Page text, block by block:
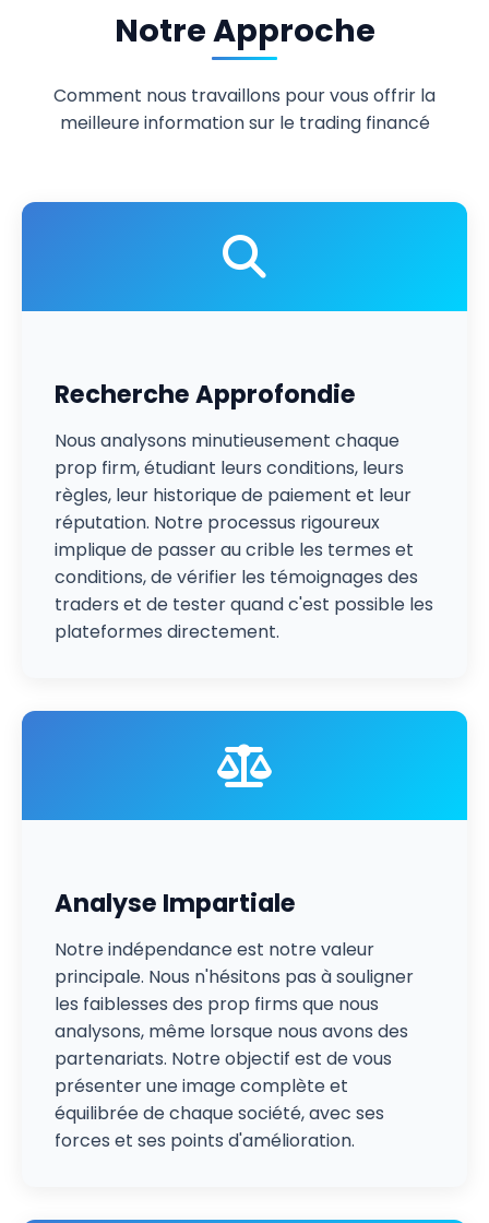
Notre Approche
Comment nous travaillons pour vous offrir la
meilleure information sur le trading financé
Recherche Approfondie
Nous analysons minutieusement chaque
prop firm, étudiant leurs conditions, leurs
règles, leur historique de paiement et leur
réputation. Notre processus rigoureux
implique de passer au crible les termes et
conditions, de vérifier les témoignages des
traders et de tester quand c'est possible les
plateformes directement.
Analyse Impartiale
Notre indépendance est notre valeur
principale. Nous n'hésitons pas à souligner
les faiblesses des prop firms que nous
analysons, même lorsque nous avons des
partenariats. Notre objectif est de vous
présenter une image complète et
équilibrée de chaque société, avec ses
forces et ses points d'amélioration.